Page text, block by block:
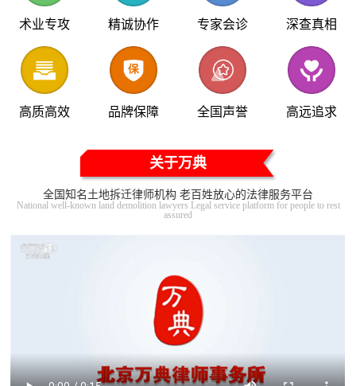
术业专攻 精诚协作 专家会诊 深查真相
高质高效 品牌保障 全国声誉 高远追求
关于万典
全国知名土地拆迁律师机构 老百姓放心的法律服务平台
National well-known land demolition lawyers Legal service platform for people to rest
assured